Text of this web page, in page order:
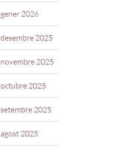
gener 2026
desembre 2025
novembre 2025
octubre 2025
setembre 2025
agost 2025